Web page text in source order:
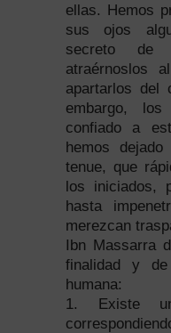
ellas. Hemos
sus ojos
secreto de
atraérnoslos
apartarlos del
embargo,
confiado a
hemos
tenue, que
los iniciados,
hasta
merezcan
Ibn Massarra
finalidad y
humana:
1. Existe